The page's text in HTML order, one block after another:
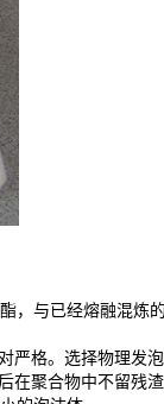
与已经熔融混炼
格。选择物理发
聚合物中不留残